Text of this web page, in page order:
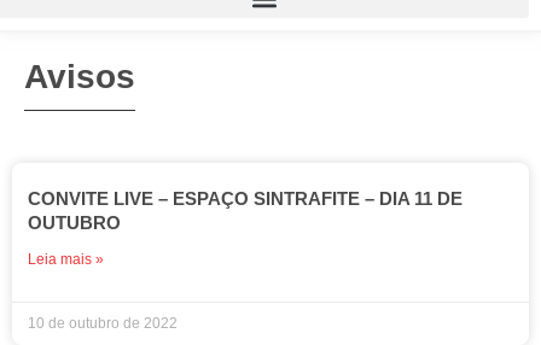
Avisos
CONVITE LIVE – ESPAÇO SINTRAFITE – DIA 11 DE
OUTUBRO
Leia mais »
10 de outubro de 2022